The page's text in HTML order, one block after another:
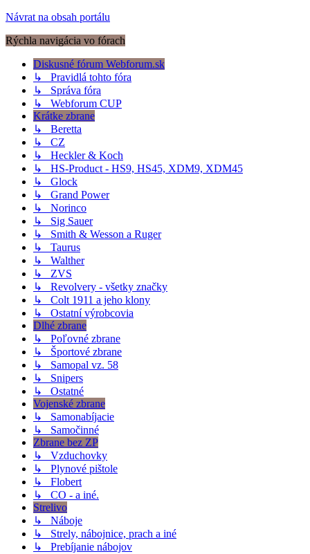
Návrat na obsah portálu
Rýchla navigácia vo fórach
Diskusné fórum Webforum.sk
↳ Pravidlá tohto fóra
↳ Správa fóra
↳ Webforum CUP
Krátke zbrane
↳ Beretta
↳ CZ
↳ Heckler & Koch
↳ HS-Product - HS9, HS45, XDM9, XDM45
↳ Glock
↳ Grand Power
↳ Norinco
↳ Sig Sauer
↳ Smith & Wesson a Ruger
↳ Taurus
↳ Walther
↳ ZVS
↳ Revolvery - všetky značky
↳ Colt 1911 a jeho klony
↳ Ostatní výrobcovia
Dlhé zbrane
↳ Poľovné zbrane
↳ Športové zbrane
↳ Samopal vz. 58
↳ Snipers
↳ Ostatné
Vojenské zbrane
↳ Samonabíjacie
↳ Samočinné
Zbrane bez ZP
↳ Vzduchovky
↳ Plynové pištole
↳ Flobert
↳ CO - a iné.
Strelivo
↳ Náboje
↳ Strely, nábojnice, prach a iné
↳ Prebíjanie nábojov